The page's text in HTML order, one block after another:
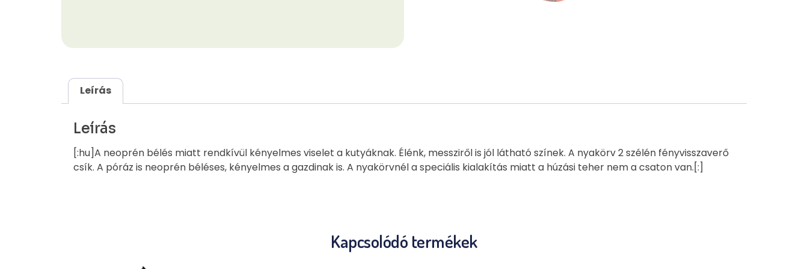
Leírás
Leírás
[:hu]A neoprén bélés miatt rendkívül kényelmes viselet a kutyáknak. Élénk, messziről is jól látható színek. A nyakörv 2 szélén fényvisszaverő
csík. A póráz is neoprén béléses, kényelmes a gazdinak is. A nyakörvnél a speciális kialakítás miatt a húzási teher nem a csaton van.[:]
Kapcsolódó termékek